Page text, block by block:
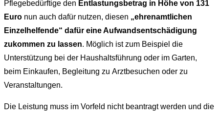
Pflegebedürftige den Entlastungsbetrag in Höhe von 131
Euro nun auch dafür nutzen, diesen „ehrenamtlichen
Einzelhelfende“ dafür eine Aufwandsentschädigung
zukommen zu lassen. Möglich ist zum Beispiel die
Unterstützung bei der Haushaltsführung oder im Garten,
beim Einkaufen, Begleitung zu Arztbesuchen oder zu
Veranstaltungen.
Die Leistung muss im Vorfeld nicht beantragt werden und die